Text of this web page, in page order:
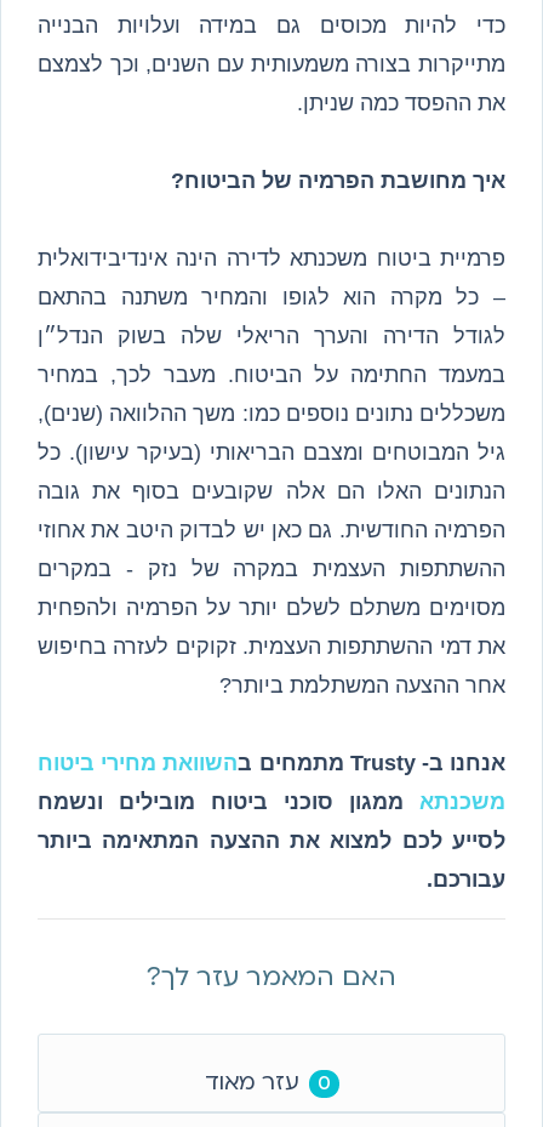
כדי להיות מכוסים גם במידה ועלויות הבנייה
מתייקרות בצורה משמעותית עם השנים, וכך לצמצם
את ההפסד כמה שניתן.
איך מחושבת הפרמיה של הביטוח?
פרמיית ביטוח משכנתא לדירה הינה אינדיבידואלית
– כל מקרה הוא לגופו והמחיר משתנה בהתאם
לגודל הדירה והערך הריאלי שלה בשוק הנדל״ן
במעמד החתימה על הביטוח. מעבר לכך, במחיר
משכללים נתונים נוספים כמו: משך ההלוואה (שנים),
גיל המבוטחים ומצבם הבריאותי (בעיקר עישון). כל
הנתונים האלו הם אלה שקובעים בסוף את גובה
הפרמיה החודשית. גם כאן יש לבדוק היטב את אחוזי
ההשתתפות העצמית במקרה של נזק - במקרים
מסוימים משתלם לשלם יותר על הפרמיה ולהפחית
את דמי ההשתתפות העצמית. זקוקים לעזרה בחיפוש
אחר ההצעה המשתלמת ביותר?
אנחנו ב- Trusty מתמחים ב
השוואת מחירי ביטוח
משכנתא ממגון סוכני ביטוח מובילים ונשמח
לסייע לכם למצוא את ההצעה המתאימה ביותר
עבורכם.
האם המאמר עזר לך?
0 עזר מאוד